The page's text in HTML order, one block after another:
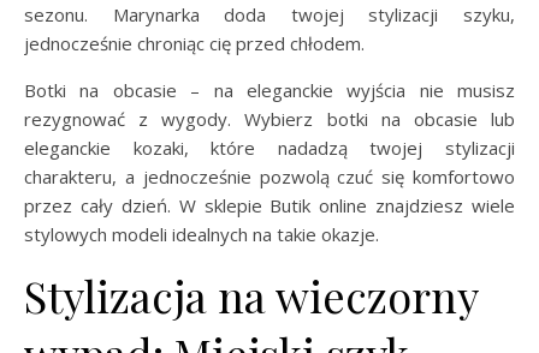
sezonu. Marynarka doda twojej stylizacji szyku,
jednocześnie chroniąc cię przed chłodem.
Botki na obcasie – na eleganckie wyjścia nie musisz
rezygnować z wygody. Wybierz botki na obcasie lub
eleganckie kozaki, które nadadzą twojej stylizacji
charakteru, a jednocześnie pozwolą czuć się komfortowo
przez cały dzień. W sklepie Butik online znajdziesz wiele
stylowych modeli idealnych na takie okazje.
Stylizacja na wieczorny